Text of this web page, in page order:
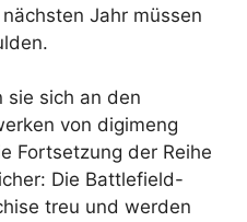
Jahr müssen
sie sich an den
von digimeng
Fortsetzung der Reihe
Die Battlefield-
treu und werden